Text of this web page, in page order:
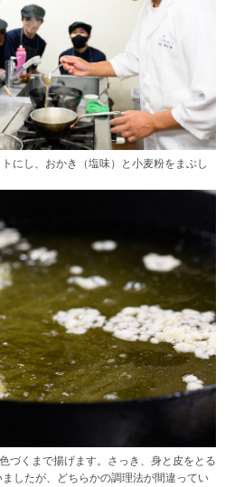
にし、おかき（塩味）と小麦粉をまぶし
づくまで揚げます。さっき、身と皮をとる
したが、どちらかの調理法が間違ってい